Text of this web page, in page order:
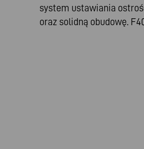
system ustawiania
oraz solidną obudowę.